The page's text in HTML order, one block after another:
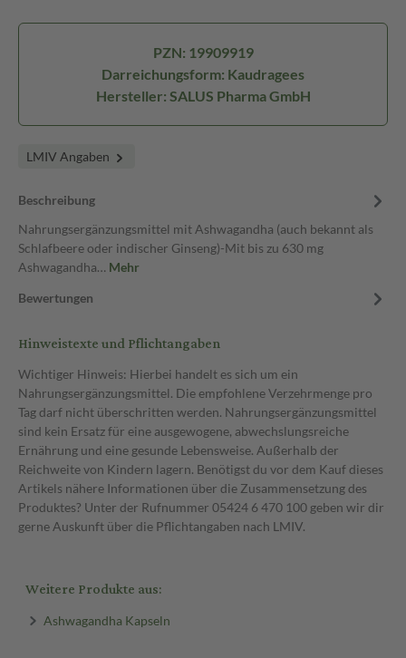
PZN: 19909919
Darreichungsform: Kaudragees
Hersteller: SALUS Pharma GmbH
LMIV Angaben
Beschreibung
Nahrungsergänzungsmittel mit Ashwagandha (auch bekannt als
Schlafbeere oder indischer Ginseng)-Mit bis zu 630 mg
Ashwagandha… Mehr
Bewertungen
Hinweistexte und Pflichtangaben
Wichtiger Hinweis: Hierbei handelt es sich um ein
Nahrungsergänzungsmittel. Die empfohlene Verzehrmenge pro
Tag darf nicht überschritten werden. Nahrungsergänzungsmittel
sind kein Ersatz für eine ausgewogene, abwechslungsreiche
Ernährung und eine gesunde Lebensweise. Außerhalb der
Reichweite von Kindern lagern. Benötigst du vor dem Kauf dieses
Artikels nähere Informationen über die Zusammensetzung des
Produktes? Unter der Rufnummer 05424 6 470 100 geben wir dir
gerne Auskunft über die Pflichtangaben nach LMIV.
Weitere Produkte aus:
Ashwagandha Kapseln